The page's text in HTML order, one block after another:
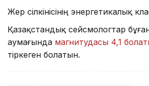
Жер сілкінісінің энергетикалық
Қазақстандық сейсмологтар
аумағында магнитудасы 4,1
тіркеген болатын.